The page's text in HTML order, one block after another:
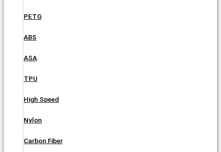
PETG
ABS
ASA
TPU
High Speed
Nylon
Carbon Fiber